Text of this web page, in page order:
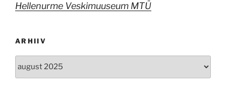
Hellenurme Veskimuuseum MTÜ
ARHIIV